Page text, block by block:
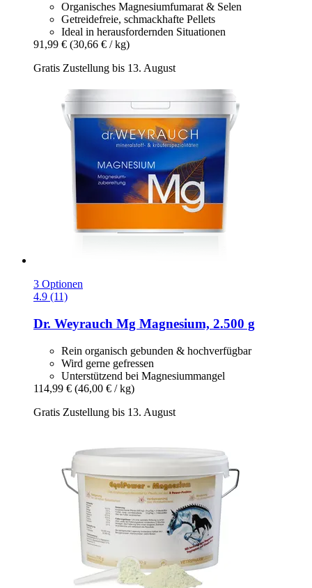
Organisches Magnesiumfumarat & Selen
Getreidefreie, schmackhafte Pellets
Ideal in herausfordernden Situationen
91,99 € (30,66 € / kg)
Gratis Zustellung bis 13. August
3 Optionen
4.9 (11)
Dr. Weyrauch Mg Magnesium, 2.500 g
Rein organisch gebunden & hochverfügbar
Wird gerne gefressen
Unterstützend bei Magnesiummangel
114,99 € (46,00 € / kg)
Gratis Zustellung bis 13. August